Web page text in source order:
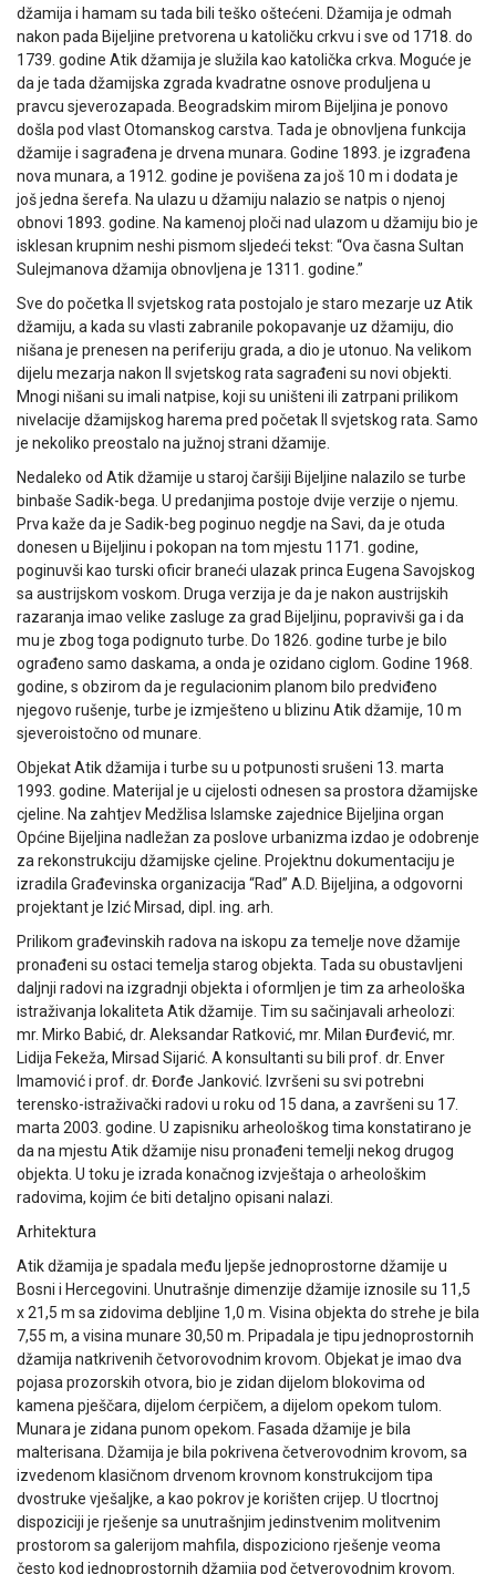
džamija i hamam su tada bili teško oštećeni. Džamija je odmah
nakon pada Bijeljine pretvorena u katoličku crkvu i sve od 1718. do
1739. godine Atik džamija je služila kao katolička crkva. Moguće je
da je tada džamijska zgrada kvadratne osnove produljena u
pravcu sjeverozapada. Beogradskim mirom Bijeljina je ponovo
došla pod vlast Otomanskog carstva. Tada je obnovljena funkcija
džamije i sagrađena je drvena munara. Godine 1893. je izgrađena
nova munara, a 1912. godine je povišena za još 10 m i dodata je
još jedna šerefa. Na ulazu u džamiju nalazio se natpis o njenoj
obnovi 1893. godine. Na kamenoj ploči nad ulazom u džamiju bio je
isklesan krupnim neshi pismom sljedeći tekst: “Ova časna Sultan
Sulejmanova džamija obnovljena je 1311. godine.”
Sve do početka II svjetskog rata postojalo je staro mezarje uz Atik
džamiju, a kada su vlasti zabranile pokopavanje uz džamiju, dio
nišana je prenesen na periferiju grada, a dio je utonuo. Na velikom
dijelu mezarja nakon II svjetskog rata sagrađeni su novi objekti.
Mnogi nišani su imali natpise, koji su uništeni ili zatrpani prilikom
nivelacije džamijskog harema pred početak II svjetskog rata. Samo
je nekoliko preostalo na južnoj strani džamije.
Nedaleko od Atik džamije u staroj čaršiji Bijeljine nalazilo se turbe
binbaše Sadik-bega. U predanjima postoje dvije verzije o njemu.
Prva kaže da je Sadik-beg poginuo negdje na Savi, da je otuda
donesen u Bijeljinu i pokopan na tom mjestu 1171. godine,
poginuvši kao turski oficir braneći ulazak princa Eugena Savojskog
sa austrijskom voskom. Druga verzija je da je nakon austrijskih
razaranja imao velike zasluge za grad Bijeljinu, popravivši ga i da
mu je zbog toga podignuto turbe. Do 1826. godine turbe je bilo
ograđeno samo daskama, a onda je ozidano ciglom. Godine 1968.
godine, s obzirom da je regulacionim planom bilo predviđeno
njegovo rušenje, turbe je izmješteno u blizinu Atik džamije, 10 m
sjeveroistočno od munare.
Objekat Atik džamija i turbe su u potpunosti srušeni 13. marta
1993. godine. Materijal je u cijelosti odnesen sa prostora džamijske
cjeline. Na zahtjev Medžlisa Islamske zajednice Bijeljina organ
Općine Bijeljina nadležan za poslove urbanizma izdao je odobrenje
za rekonstrukciju džamijske cjeline. Projektnu dokumentaciju je
izradila Građevinska organizacija “Rad” A.D. Bijeljina, a odgovorni
projektant je Izić Mirsad, dipl. ing. arh.
Prilikom građevinskih radova na iskopu za temelje nove džamije
pronađeni su ostaci temelja starog objekta. Tada su obustavljeni
daljnji radovi na izgradnji objekta i oformljen je tim za arheološka
istraživanja lokaliteta Atik džamije. Tim su sačinjavali arheolozi:
mr. Mirko Babić, dr. Aleksandar Ratković, mr. Milan Đurđević, mr.
Lidija Fekeža, Mirsad Sijarić. A konsultanti su bili prof. dr. Enver
Imamović i prof. dr. Đorđe Janković. Izvršeni su svi potrebni
terensko-istraživački radovi u roku od 15 dana, a završeni su 17.
marta 2003. godine. U zapisniku arheološkog tima konstatirano je
da na mjestu Atik džamije nisu pronađeni temelji nekog drugog
objekta. U toku je izrada konačnog izvještaja o arheološkim
radovima, kojim će biti detaljno opisani nalazi.
Arhitektura
Atik džamija je spadala među ljepše jednoprostorne džamije u
Bosni i Hercegovini. Unutrašnje dimenzije džamije iznosile su 11,5
x 21,5 m sa zidovima debljine 1,0 m. Visina objekta do strehe je bila
7,55 m, a visina munare 30,50 m. Pripadala je tipu jednoprostornih
džamija natkrivenih četvorovodnim krovom. Objekat je imao dva
pojasa prozorskih otvora, bio je zidan dijelom blokovima od
kamena pješčara, dijelom ćerpičem, a dijelom opekom tulom.
Munara je zidana punom opekom. Fasada džamije je bila
malterisana. Džamija je bila pokrivena četverovodnim krovom, sa
izvedenom klasičnom drvenom krovnom konstrukcijom tipa
dvostruke vješaljke, a kao pokrov je korišten crijep. U tlocrtnoj
dispoziciji je rješenje sa unutrašnjim jedinstvenim molitvenim
prostorom sa galerijom mahfila, dispoziciono rješenje veoma
često kod jednoprostornih džamija pod četverovodnim krovom.